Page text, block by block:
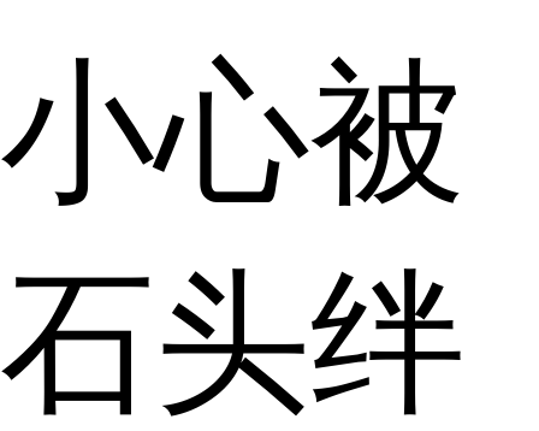
小心被
石头绊